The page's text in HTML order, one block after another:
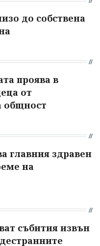
до собствена
проява в
от
общност
главния здравен
на
събития извън